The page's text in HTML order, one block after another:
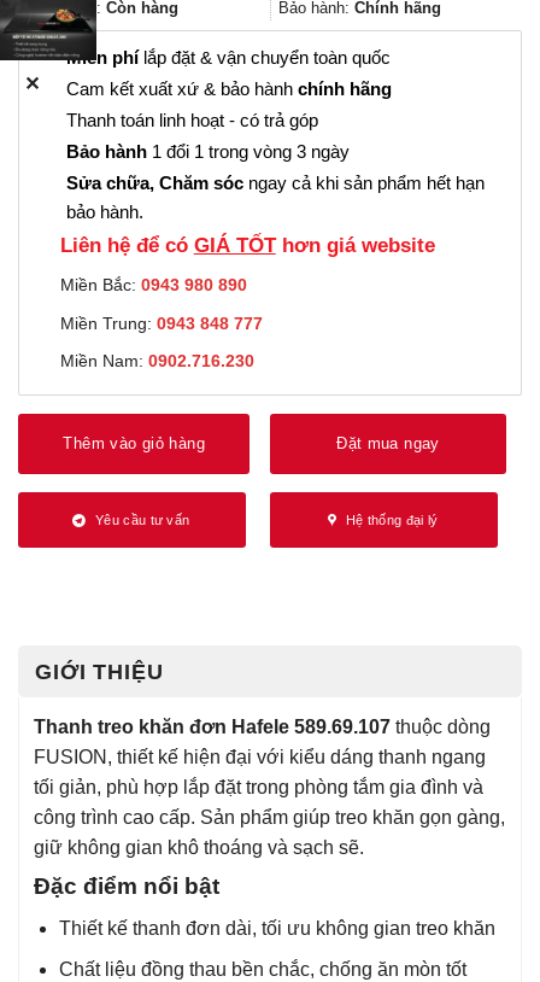
Trạng thái: Còn hàng Bảo hành: Chính hãng
Miễn phílắp đặt & vận chuyển toàn quốc
Cam kết xuất xứ & bảo hành chính hãng
Thanh toán linh hoạt - có trả góp
Bảo hành 1 đổi 1 trong vòng 3 ngày
Sửa chữa, Chăm sóc ngay cả khi sản phẩm hết hạn
bảo hành.
Liên hệ để có GIÁ TỐThơn giá website
Miền Bắc: 0943 980 890
Miền Trung: 0943 848 777
Miền Nam: 0902.716.230
Thêm vào giỏ hàng Đặt mua ngay
Yêu cầu tư vấn Hệ thống đại lý
GIỚI THIỆU
Thanh treo khăn đơn Hafele 589.69.107 thuộc dòng
FUSION, thiết kế hiện đại với kiểu dáng thanh ngang
tối giản, phù hợp lắp đặt trong phòng tắm gia đình và
công trình cao cấp. Sản phẩm giúp treo khăn gọn gàng,
giữ không gian khô thoáng và sạch sẽ.
Đặc điểm nổi bật
Thiết kế thanh đơn dài, tối ưu không gian treo khăn
Chất liệu đồng thau bền chắc, chống ăn mòn tốt
✕